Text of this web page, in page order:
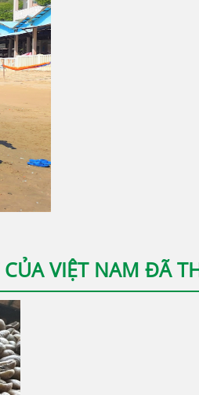
VIỆT NAM ĐÃ